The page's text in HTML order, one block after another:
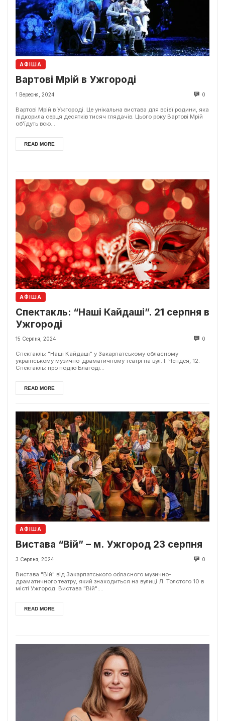
АФІША
Вартові Мрій в Ужгороді
1 Вересня, 2024 0
Вартові Мрій в Ужгороді. Це унікальна вистава для всієї родини, яка
підкорила серця десятків тисяч глядачів. Цього року Вартові Мрій
об'їдуть всю...
READ MORE
АФІША
Спектакль: “Наші Кайдаші”. 21 серпня в
Ужгороді
15 Серпня, 2024 0
Спектакль: "Наші Кайдаші" у Закарпатському обласному
українському музично-драматичному театрі на вул. І. Чендея, 12.
Спектакль: про подію Благоді...
READ MORE
АФІША
Вистава “Вій” – м. Ужгород 23 серпня
3 Серпня, 2024 0
Вистава "Вій" від Закарпатського обласного музично-
драматичного театру, який знаходиться на вулиці Л. Толстого 10 в
місті Ужгород. Вистава "Вій":...
READ MORE